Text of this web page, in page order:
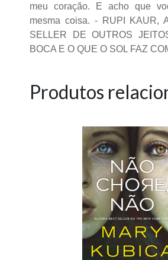
meu coração. E acho que
mesma coisa. - RUPI KAUR,
SELLER DE OUTROS
BOCA E O QUE O SOL FAZ
Produtos